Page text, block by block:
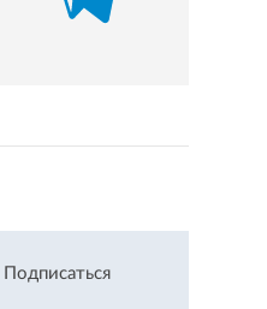
Подписаться